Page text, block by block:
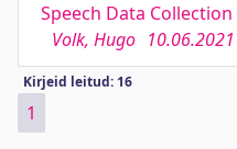
Speech Data Collection
Volk, Hugo 10.06.2021
Kirjeid leitud: 16
1